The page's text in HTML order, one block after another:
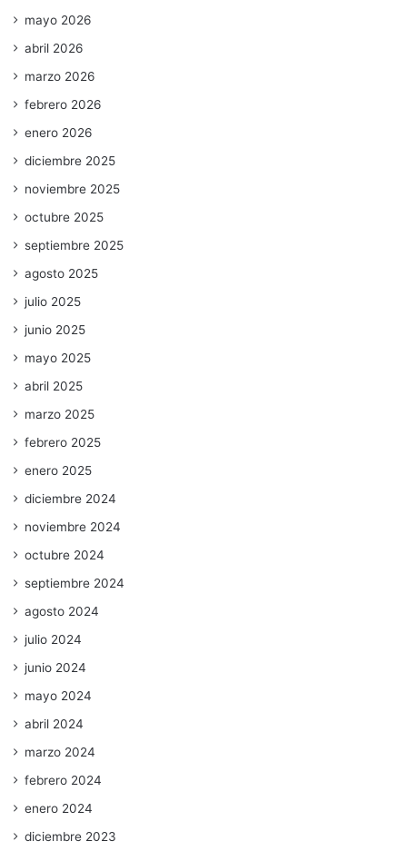
mayo 2026
abril 2026
marzo 2026
febrero 2026
enero 2026
diciembre 2025
noviembre 2025
octubre 2025
septiembre 2025
agosto 2025
julio 2025
junio 2025
mayo 2025
abril 2025
marzo 2025
febrero 2025
enero 2025
diciembre 2024
noviembre 2024
octubre 2024
septiembre 2024
agosto 2024
julio 2024
junio 2024
mayo 2024
abril 2024
marzo 2024
febrero 2024
enero 2024
diciembre 2023